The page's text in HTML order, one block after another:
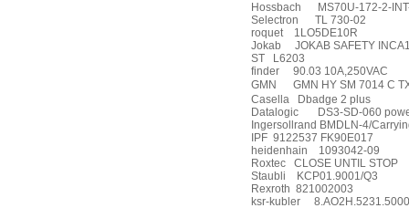
Hossbach
MS70U-172-2-
Selectron
TL 730-02
roquet
1LO5DE10R
Jokab
JOKAB SAFETY
ST
L6203
finder
90.03 10A,250VAC
GMN
GMN HY SM 7014 C
Casella
Dbadge 2 plus
Datalogic
DS3-SD-060
Ingersollrand BMDLN-4/
IPF 9122537 FK90E017
heidenhain
1093042-09
Roxtec
CLOSE UNTIL STOP
Staubli
KCP01.9001/Q3
Rexroth 821002003
ksr-kubler